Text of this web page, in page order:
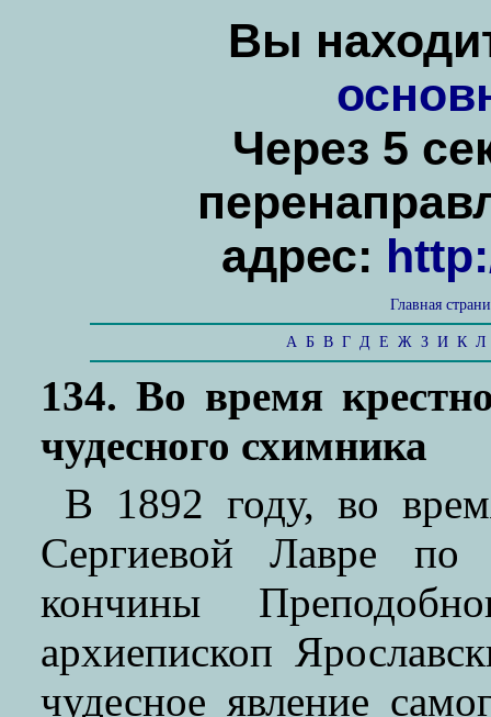
Вы
Через 5
адрес:
Главная
А Б В Г Д Е Ж З И К Л
134. Во время
чудесного схимника
В 1892 году, во
Сергиевой Лавре
кончины
архиепископ
чудесное явление